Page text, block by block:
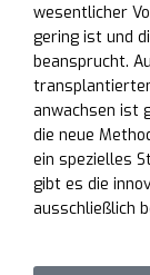
wesentlicher
gering ist und
beansprucht.
anwachsen ist
die neue
ein spezielles
gibt es die
ausschließlich